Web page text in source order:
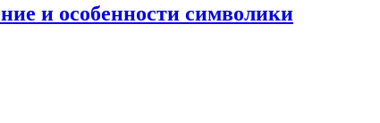
и особенности символики